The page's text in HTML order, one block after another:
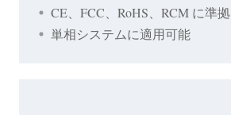
CE、FCC、RoHS、RCM に準拠
単相システムに適用可能